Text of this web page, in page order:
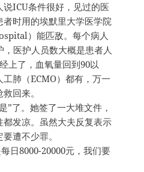
ICU条件很好，见过的医
时用的埃默里大学医学院
）能匹敌。每个病人
医护人员数大概是患者人
上了，血氧量回到90以
肺（ECMO）都有，万一
回来。
”了。她签了一大堆文件，
发凉。虽然大夫反复表示
遭不少罪。
日8000-20000元，我们要